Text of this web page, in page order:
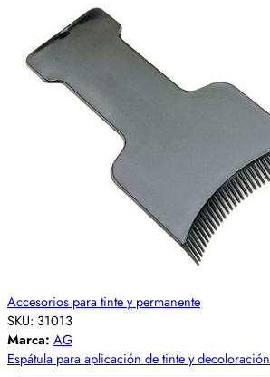
Accesorios para tinte y permanente
SKU: 31013
Marca: AG
Espátula para aplicación de tinte y decoloración